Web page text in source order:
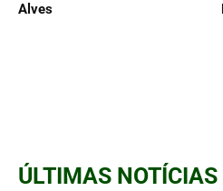
Alves
ÚLTIMAS NOTÍCIAS